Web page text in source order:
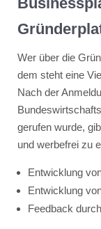
Wer über die
dem steht eine
Nach der
gerufen wurde,
und werbefrei zu
Entwicklung
Entwicklung
Feedback